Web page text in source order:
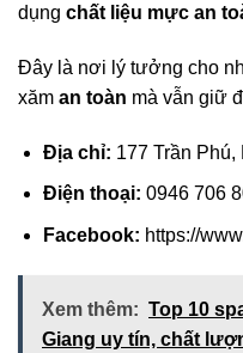
dụng chất liệu mực an
Đây là nơi lý tưởng cho
xăm an toàn mà vẫn giữ
Địa chỉ: 177 Trần Phú,
Điện thoại: 0946 706
Facebook: https://
Xem thêm: Top 10
Giang uy tín, chất